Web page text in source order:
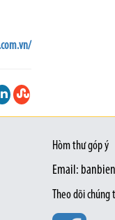
Hòm thư góp ý
Email:
Theo dõi chúng